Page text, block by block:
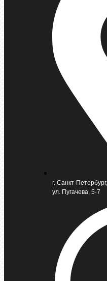
г. Санкт-Петербург,
ул. Пугачева, 5-7